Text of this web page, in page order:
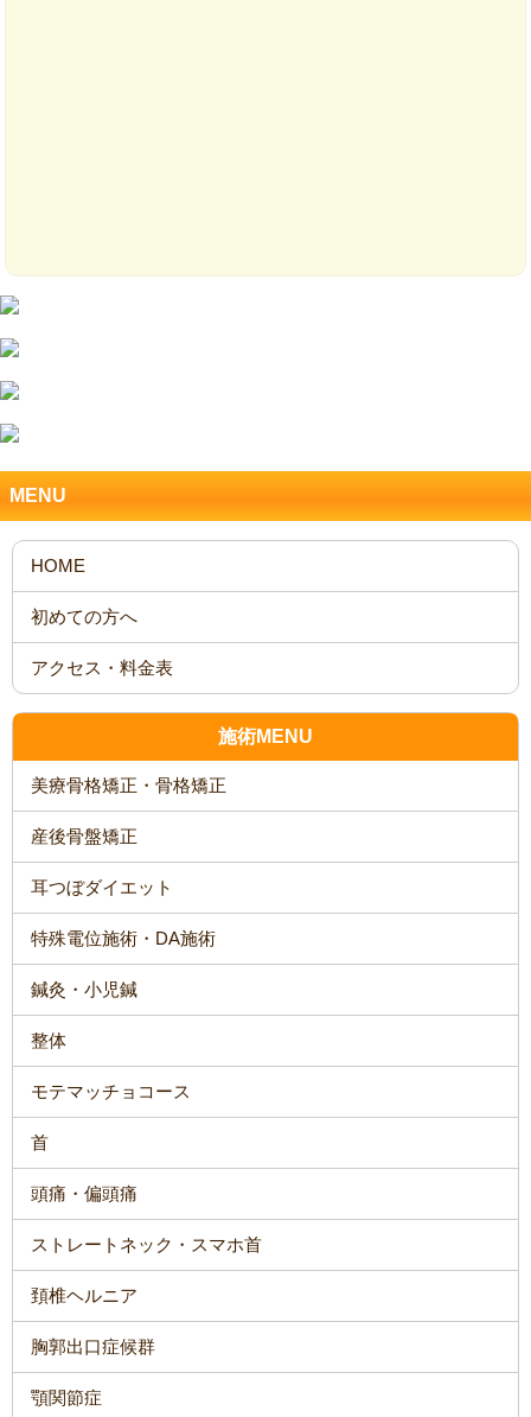
MENU
施術MENU
美療骨格矯正・骨格矯正
産後骨盤矯正
耳つぼダイエット
特殊電位施術・DA施術
鍼灸・小児鍼
整体
モテマッチョコース
首
頭痛・偏頭痛
ストレートネック・スマホ首
頚椎ヘルニア
胸郭出口症候群
顎関節症